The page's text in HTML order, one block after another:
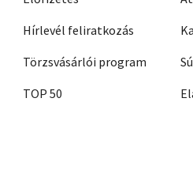
Hírlevél feliratkozás
Törzsvásárlói program
TOP 50